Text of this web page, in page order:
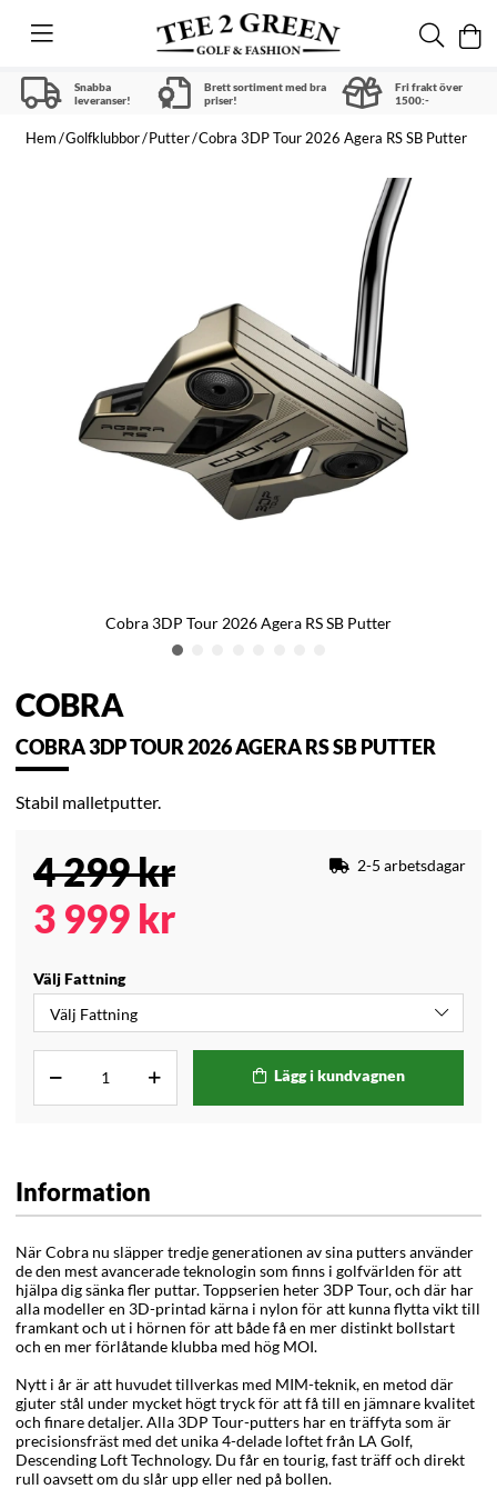
Snabba
leveranser!
Brett sortiment med bra
priser!
Fri frakt över
1500:-
Hem Golfklubbor Putter Cobra 3DP Tour 2026 Agera RS SB Putter
Cobra 3DP Tour 2026 Agera RS SB Putter
COBRA
COBRA 3DP TOUR 2026 AGERA RS SB PUTTER
Stabil malletputter.
4 299kr
3 999 kr
2-5 arbetsdagar
Välj Fattning
Lägg i kundvagnen
Information
När Cobra nu släpper tredje generationen av sina putters använder
de den mest avancerade teknologin som finns i golfvärlden för att
hjälpa dig sänka fler puttar. Toppserien heter 3DP Tour, och där har
alla modeller en 3D-printad kärna i nylon för att kunna flytta vikt till
framkant och ut i hörnen för att både få en mer distinkt bollstart
och en mer förlåtande klubba med hög MOI.
Nytt i år är att huvudet tillverkas med MIM-teknik, en metod där
gjuter stål under mycket högt tryck för att få till en jämnare kvalitet
och finare detaljer. Alla 3DP Tour-putters har en träffyta som är
precisionsfräst med det unika 4-delade loftet från LA Golf,
Descending Loft Technology. Du får en tourig, fast träff och direkt
rull oavsett om du slår upp eller ned på bollen.